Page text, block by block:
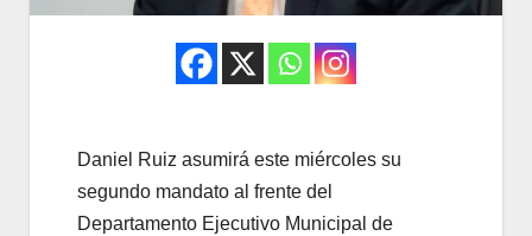
Daniel Ruiz asumirá este miércoles su
segundo mandato al frente del
Departamento Ejecutivo Municipal de